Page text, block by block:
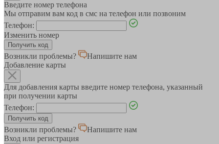
Введите номер телефона
Мы отправим вам код в смс на телефон или позвоним
Телефон:
Изменить номер
Возникли проблемы?
Напишите нам
Добавление карты
Для добавления карты введите номер телефона, указанный
при получении карты
Телефон:
Возникли проблемы?
Напишите нам
Вход или регистрация